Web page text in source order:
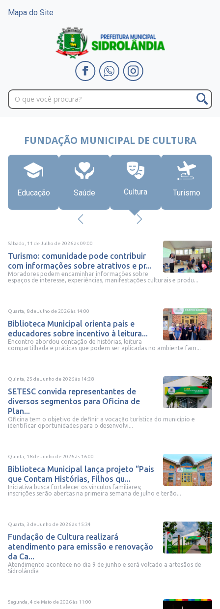
Mapa do Site
FUNDAÇÃO MUNICIPAL DE CULTURA
Educação Saúde Cultura Turismo
Sábado, 11 de Julho de 2026às09:00
Turismo: comunidade pode contribuir
com informações sobre atrativos e pr...
Moradores podem encaminhar informações sobre
espaços de interesse, experiências, manifestações culturais e produ...
Quarta, 8 de Julho de 2026às 14:00
Biblioteca Municipal orienta pais e
educadores sobre incentivo à leitura...
Encontro abordou contação de histórias, leitura
compartilhada e práticas que podem ser aplicadas no ambiente fam...
Quinta, 25 de Junho de 2026às 14:28
SETESC convida representantes de
diversos segmentos para Oficina de
Plan...
Oficina tem o objetivo de definir a vocação turística do município e
identificar oportunidades para o desenvolvi...
Quinta, 18 de Junho de 2026às 16:00
Biblioteca Municipal lança projeto “Pais
que Contam Histórias, Filhos qu...
Iniciativa busca fortalecer os vínculos familiares;
inscrições serão abertas na primeira semana de julho e terão...
Quarta, 3 de Junho de 2026às 15:34
Fundação de Cultura realizará
atendimento para emissão e renovação
da Ca...
Atendimento acontece no dia 9 de junho e será voltado a artesãos de
Sidrolândia
Segunda, 4 de Maio de 2026às 11:00